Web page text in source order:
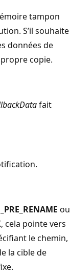
tampon
S’il souhaite
données de
copie.
fait
ou
, cela pointe vers
le chemin,
la cible de